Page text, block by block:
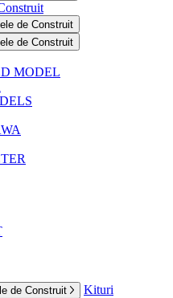
de Construit
de Construit
MODEL
de Construit
Kituri